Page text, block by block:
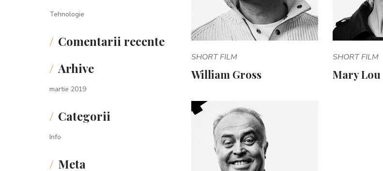
SHORT FILM
William Gross
SHORT FILM
Mary Lou
Tehnologie
Comentarii recente
Arhive
martie 2019
Categorii
Info
Meta